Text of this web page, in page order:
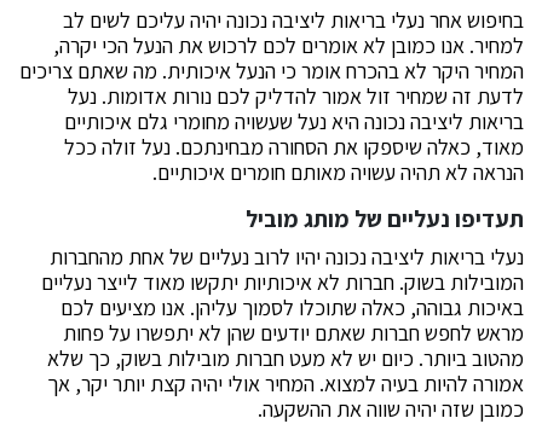
בחיפוש אחר נעלי בריאות ליציבה נכונה יהיה עליכם לשים לב
למחיר. אנו כמובן לא אומרים לכם לרכוש את הנעל הכי יקרה,
המחיר היקר לא בהכרח אומר כי הנעל איכותית. מה שאתם צריכים
לדעת זה שמחיר זול אמור להדליק לכם נורות אדומות. נעל
בריאות ליציבה נכונה היא נעל שעשויה מחומרי גלם איכותיים
מאוד, כאלה שיספקו את הסחורה מבחינתכם. נעל זולה ככל
הנראה לא תהיה עשויה מאותם חומרים איכותיים.
תעדיפו נעליים של מותג מוביל
נעלי בריאות ליציבה נכונה יהיו לרוב נעליים של אחת מהחברות
המובילות בשוק. חברות לא איכותיות יתקשו מאוד לייצר נעליים
באיכות גבוהה, כאלה שתוכלו לסמוך עליהן. אנו מציעים לכם
מראש לחפש חברות שאתם יודעים שהן לא יתפשרו על פחות
מהטוב ביותר. כיום יש לא מעט חברות מובילות בשוק, כך שלא
אמורה להיות בעיה למצוא. המחיר אולי יהיה קצת יותר יקר, אך
כמובן שזה יהיה שווה את ההשקעה.